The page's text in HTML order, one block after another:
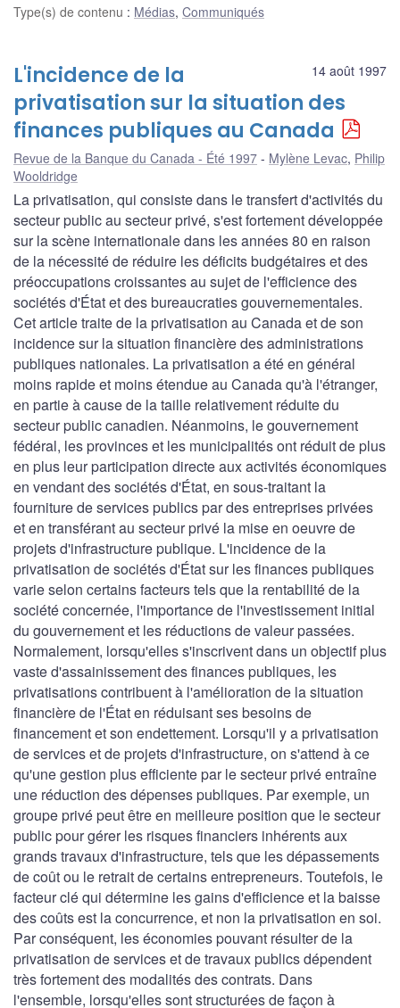
Type(s) de contenu : Médias, Communiqués
14 août 1997
L'incidence de la
privatisation sur la situation des
finances publiques au Canada
Revue de la Banque du Canada - Été 1997 Mylène Levac, Philip
Wooldridge
La privatisation, qui consiste dans le transfert d'activités du
secteur public au secteur privé, s'est fortement développée
sur la scène internationale dans les années 80 en raison
de la nécessité de réduire les déficits budgétaires et des
préoccupations croissantes au sujet de l'efficience des
sociétés d'État et des bureaucraties gouvernementales.
Cet article traite de la privatisation au Canada et de son
incidence sur la situation financière des administrations
publiques nationales. La privatisation a été en général
moins rapide et moins étendue au Canada qu'à l'étranger,
en partie à cause de la taille relativement réduite du
secteur public canadien. Néanmoins, le gouvernement
fédéral, les provinces et les municipalités ont réduit de plus
en plus leur participation directe aux activités économiques
en vendant des sociétés d'État, en sous-traitant la
fourniture de services publics par des entreprises privées
et en transférant au secteur privé la mise en oeuvre de
projets d'infrastructure publique. L'incidence de la
privatisation de sociétés d'État sur les finances publiques
varie selon certains facteurs tels que la rentabilité de la
société concernée, l'importance de l'investissement initial
du gouvernement et les réductions de valeur passées.
Normalement, lorsqu'elles s'inscrivent dans un objectif plus
vaste d'assainissement des finances publiques, les
privatisations contribuent à l'amélioration de la situation
financière de l'État en réduisant ses besoins de
financement et son endettement. Lorsqu'il y a privatisation
de services et de projets d'infrastructure, on s'attend à ce
qu'une gestion plus efficiente par le secteur privé entraîne
une réduction des dépenses publiques. Par exemple, un
groupe privé peut être en meilleure position que le secteur
public pour gérer les risques financiers inhérents aux
grands travaux d'infrastructure, tels que les dépassements
de coût ou le retrait de certains entrepreneurs. Toutefois, le
facteur clé qui détermine les gains d'efficience et la baisse
des coûts est la concurrence, et non la privatisation en soi.
Par conséquent, les économies pouvant résulter de la
privatisation de services et de travaux publics dépendent
très fortement des modalités des contrats. Dans
l'ensemble, lorsqu'elles sont structurées de façon à